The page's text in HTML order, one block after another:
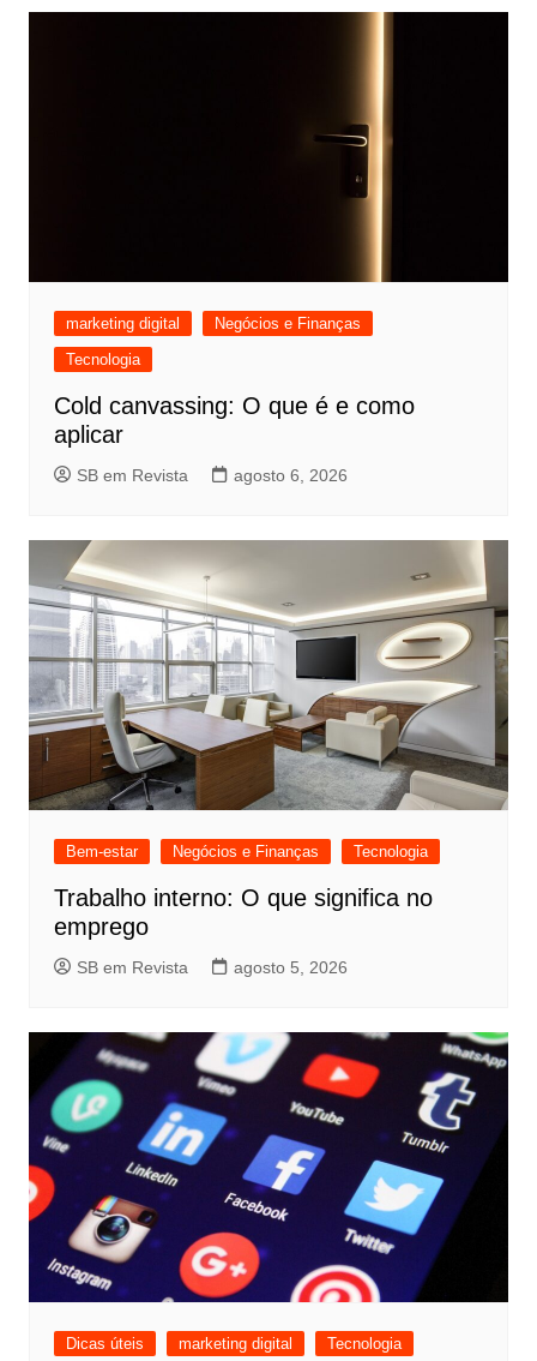
marketing digital
Negócios e Finanças
Tecnologia
Cold canvassing: O que é e como
aplicar
SB em Revista agosto 6, 2026
Bem-estar Negócios e Finanças Tecnologia
Trabalho interno: O que significa no
emprego
SB em Revista agosto 5, 2026
Dicas úteis marketing digital Tecnologia